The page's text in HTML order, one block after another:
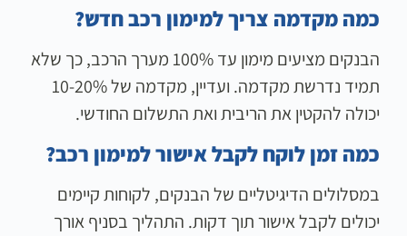
כמה מקדמה צריך למימון רכב חדש?
הבנקים מציעים מימון עד 100% מערך הרכב, כך שלא
תמיד נדרשת מקדמה. ועדיין, מקדמה של 10-20%
יכולה להקטין את הריבית ואת התשלום החודשי.
כמה זמן לוקח לקבל אישור למימון רכב?
במסלולים הדיגיטליים של הבנקים, לקוחות קיימים
יכולים לקבל אישור תוך דקות. התהליך בסניף אורך